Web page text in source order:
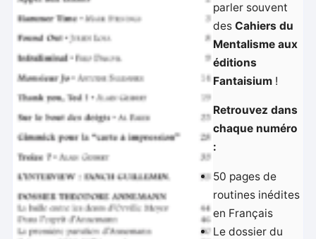
parler souvent
desCahiers du
Mentalisme aux
éditions
Fantaisium !
Retrouvez dans
chaque numéro
:
50 pages de
routines inédites
en Français
Le dossier du